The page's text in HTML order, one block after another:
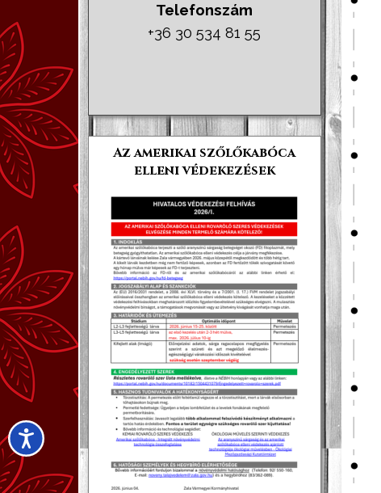
Telefonszám
+36 30 534 81 55
Az amerikai szőlőkabóca
elleni védekezések